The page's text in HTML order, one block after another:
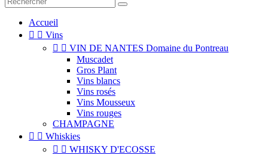
Accueil
  Vins
  VIN DE NANTES Domaine du Pontreau
Muscadet
Gros Plant
Vins blancs
Vins rosés
Vins Mousseux
Vins rouges
CHAMPAGNE
  Whiskies
  WHISKY D'ECOSSE